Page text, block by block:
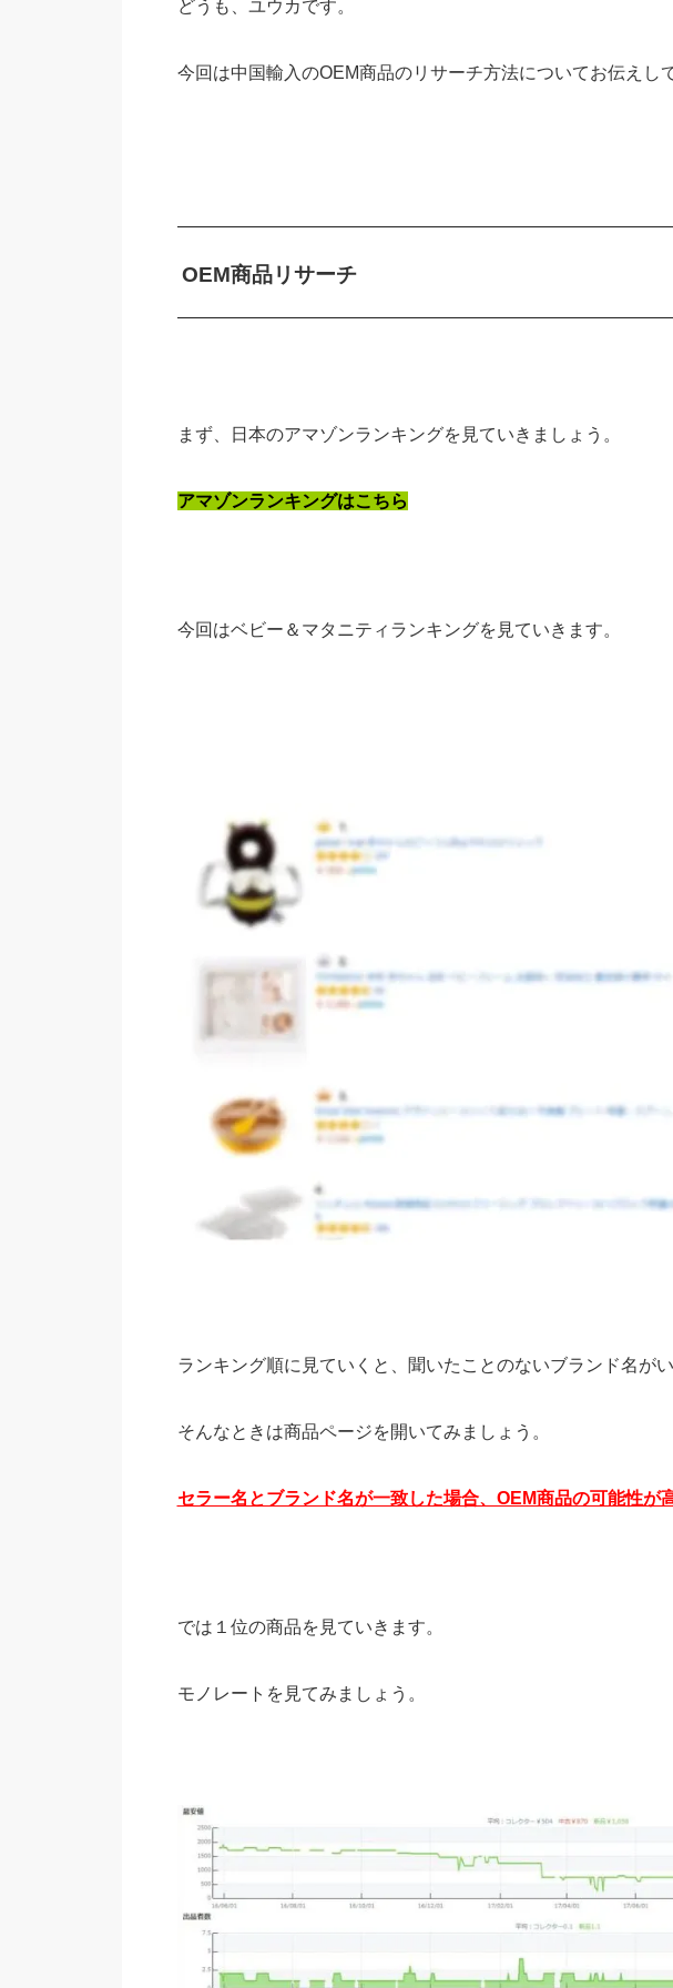
どうも、ユウカです。
今回は中国輸入のOEM商品のリサーチ方法についてお伝えし
OEM商品リサーチ
まず、日本のアマゾンランキングを見ていきましょう。
アマゾンランキングはこちら
今回はベビー＆マタニティランキングを見ていきます。
ランキング順に見ていくと、聞いたことのないブランド名が
そんなときは商品ページを開いてみましょう。
セラー名とブランド名が一致した場合、OEM商品の可能性が
では１位の商品を見ていきます。
モノレートを見てみましょう。